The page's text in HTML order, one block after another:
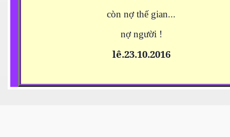
còn nợ thế gian...
nợ người !
lê.23.10.2016